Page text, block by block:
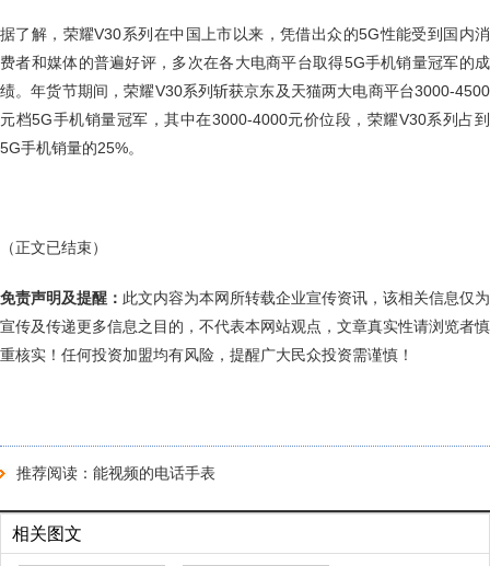
据了解，荣耀V30系列在中国上市以来，凭借出众的5G性能受到国内消
费者和媒体的普遍好评，多次在各大电商平台取得5G手机销量冠军的成
绩。年货节期间，荣耀V30系列斩获京东及天猫两大电商平台3000-4500
元档5G手机销量冠军，其中在3000-4000元价位段，荣耀V30系列占到
5G手机销量的25%。
（正文已结束）
免责声明及提醒： 此文内容为本网所转载企业宣传资讯，该相关信息仅为
宣传及传递更多信息之目的，不代表本网站观点，文章真实性请浏览者慎
重核实！任何投资加盟均有风险，提醒广大民众投资需谨慎！
推荐阅读： 能视频的电话手表
相关图文